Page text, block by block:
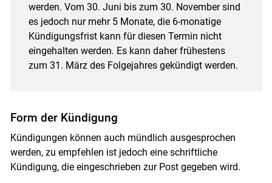
werden. Vom 30. Juni bis zum 30. November sind
es jedoch nur mehr 5 Monate, die 6-monatige
Kündigungsfrist kann für diesen Termin nicht
eingehalten werden. Es kann daher frühestens
zum 31. März des Folgejahres gekündigt werden.
Form der Kündigung
Kündigungen können auch mündlich ausgesprochen
werden, zu empfehlen ist jedoch eine schriftliche
Kündigung, die eingeschrieben zur Post gegeben wird.